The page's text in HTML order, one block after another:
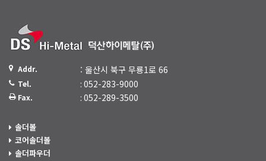
Addr. : 울산시 북구 무룡1로 66
Tel. : 052-283-9000
Fax. : 052-289-3500
솔더볼
코어솔더볼
솔더파우더